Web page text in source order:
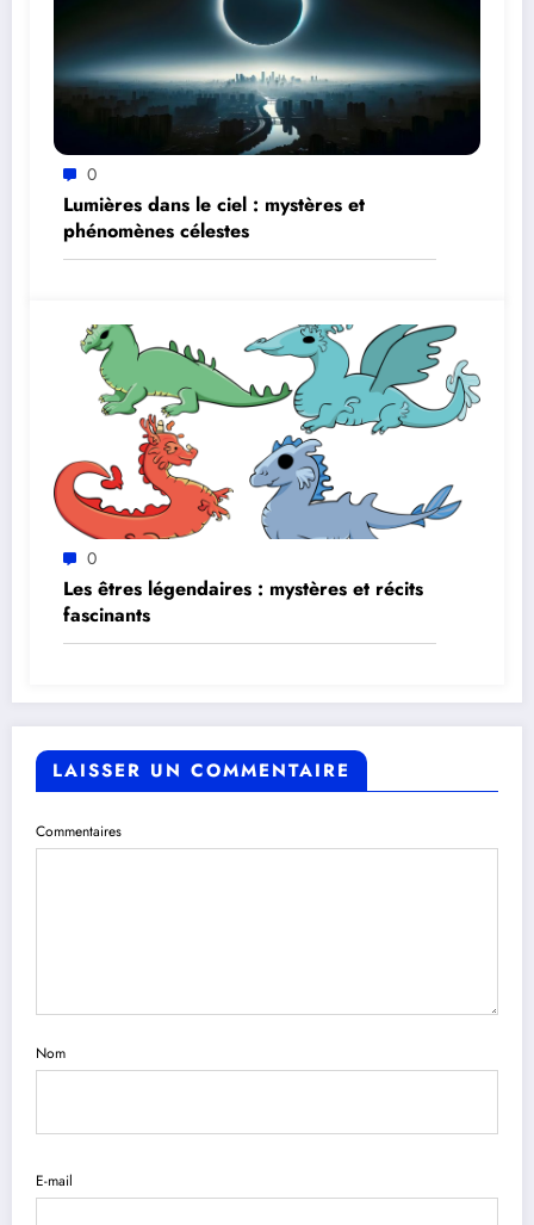
0
Lumières dans le ciel : mystères et
phénomènes célestes
0
Les êtres légendaires : mystères et récits
fascinants
LAISSER UN COMMENTAIRE
Commentaires
Nom
E-mail